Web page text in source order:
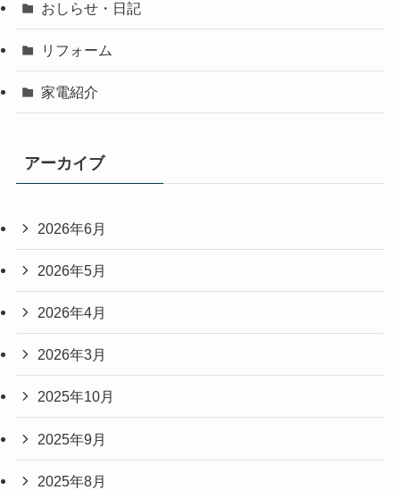
おしらせ・日記
リフォーム
家電紹介
アーカイブ
2026年6月
2026年5月
2026年4月
2026年3月
2025年10月
2025年9月
2025年8月